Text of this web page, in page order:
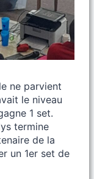
ne parvient
le niveau
1 set.
termine
de la
un 1er set de